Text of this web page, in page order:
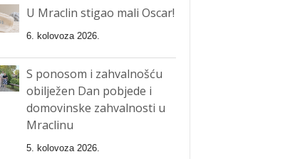
U Mraclin stigao mali Oscar!
6. kolovoza 2026.
S ponosom i zahvalnošću
obilježen Dan pobjede i
domovinske zahvalnosti u
Mraclinu
5. kolovoza 2026.